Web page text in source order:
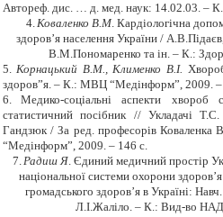
Автореф. дис. … д. мед. наук: 14.02.03. –
4.Коваленко В.М. Кардіологічна
здоров’я населення України /
В.М.Пономаренко та ін. – К.:
5. Корнацький В.М., Клименко В.І.
здоров”я. – К.: МВЦ “Медінформ”, 2009. –
6.
Медико-соціальні аспекти хвороб
статистичний посібник // Укладачі
Гандзюк / За ред. професорів
“Медінформ”, 2009. – 146 с.
7.Радиш Я. Єдиний медичний простір
національної системи охорони
громадського здоров’я в Україні:
Л.І.Жаліло. – К.: Вид-во